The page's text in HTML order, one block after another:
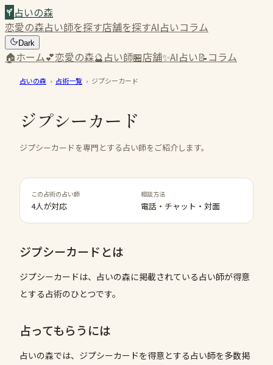
占いの森
恋愛の森占い師を探す店舗を探すAI占いコラム
Dark
🏠ホーム💕恋愛の森🔮占い師🏪店舗✨AI占い📝コラム
占いの森 › 占術一覧 › ジプシーカード
ジプシーカード
ジプシーカードを専門とする占い師をご紹介します。
この占術の占い師
4人が対応
相談方法
電話・チャット・対面
ジプシーカード とは
ジプシーカードは、占いの森に掲載されている占い師が得意
とする占術のひとつです。
占ってもらうには
占いの森では、 ジプシーカードを得意とする占い師を多数掲